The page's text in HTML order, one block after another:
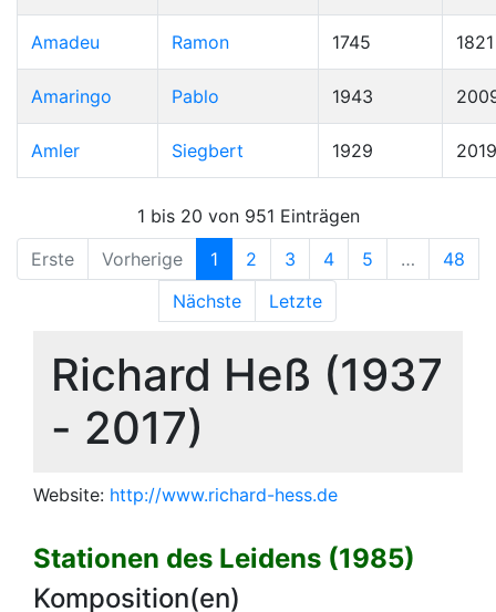
Amadeu Ramon 1745 1821
Amaringo Pablo 1943
Amler Siegbert 1929 2019
1 bis 20 von 951 Einträgen
Erste
Vorherige 1 2 3 4 5 …
48
Nächste
Letzte
Richard Heß (1937
- 2017)
Website: http://www.richard-hess.de
Stationen des Leidens (1985)
Komposition(en)